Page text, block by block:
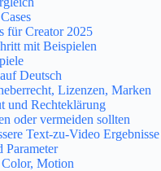
für Creator 2025
mit Beispielen
Deutsch
Lizenzen, Marken
und Rechteklärung
oder vermeiden sollten
Text-zu-Video Ergebnisse
Parameter
Motion